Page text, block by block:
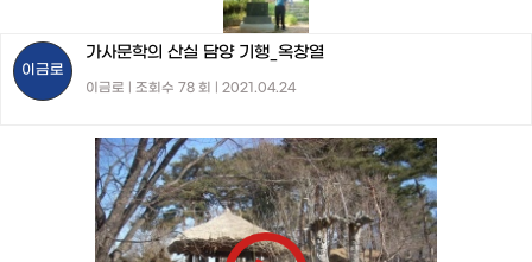
이금로
가사문학의 산실 담양 기행_옥창열
이금로 | 조회수 78 회 | 2021.04.24